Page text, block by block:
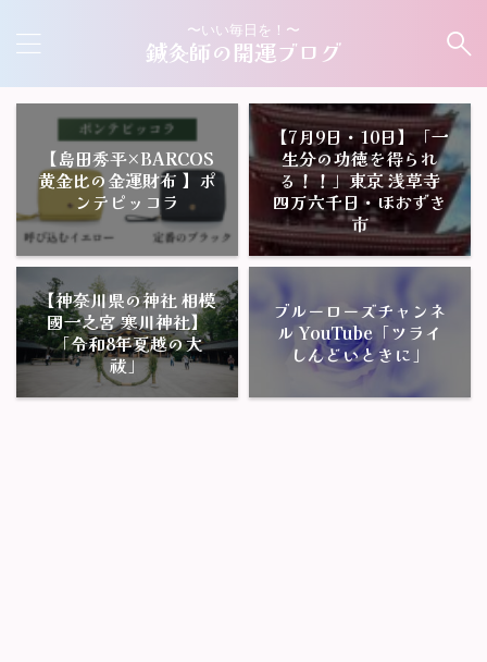
〜いい毎日を！〜
鍼灸師の開運ブログ
【島田秀平×BARCOS
黄金比の金運財布 】ポ
ンテピッコラ
【7月9日・10日】「一
生分の功徳を得られ
る！！」東京 浅草寺
四万六千日・ほおずき
市
【神奈川県の神社 相模
國一之宮 寒川神社】
「令和8年夏越の大
祓」
ブルーローズチャンネ
ル YouTube「ツライ
しんどいときに」